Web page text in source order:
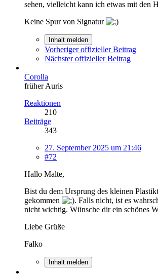
sehen, vielleicht kann ich etwas mit den
Keine Spur von Signatur
Inhalt melden
Vorheriger offizieller Beitrag
Nächster offizieller Beitrag
Corolla
früher Auris
Reaktionen
210
Beiträge
343
27. September 2025 um 21:46
#72
Hallo Malte,
Bist du dem Ursprung des kleinen
gekommen
. Falls nicht, ist es
nicht wichtig. Wünsche dir ein schönes
Liebe Grüße
Falko
Inhalt melden